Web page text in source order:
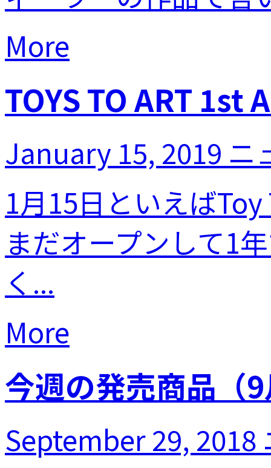
More
TOYS TO ART 1st
January 15, 2019 ニ
1月15日といえば
まだオープンして1
く...
More
今週の発売商品（
September 29, 2018